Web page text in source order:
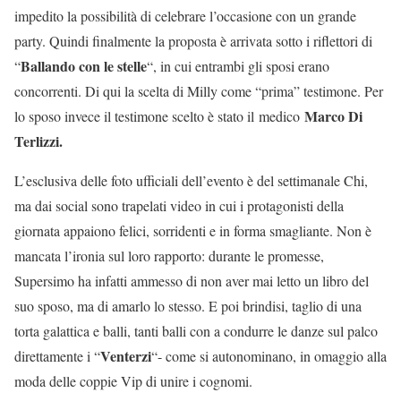
impedito la possibilità di celebrare l’occasione con un grande
party. Quindi finalmente la proposta è arrivata sotto i riflettori di
“Ballando con le stelle“, in cui entrambi gli sposi erano
concorrenti. Di qui la scelta di Milly come “prima” testimone. Per
lo sposo invece il testimone scelto è stato il medico Marco Di
Terlizzi.
L’esclusiva delle foto ufficiali dell’evento è del settimanale Chi,
ma dai social sono trapelati video in cui i protagonisti della
giornata appaiono felici, sorridenti e in forma smagliante. Non è
mancata l’ironia sul loro rapporto: durante le promesse,
Supersimo ha infatti ammesso di non aver mai letto un libro del
suo sposo, ma di amarlo lo stesso. E poi brindisi, taglio di una
torta galattica e balli, tanti balli con a condurre le danze sul palco
direttamente i “Venterzi“- come si autonominano, in omaggio alla
moda delle coppie Vip di unire i cognomi.